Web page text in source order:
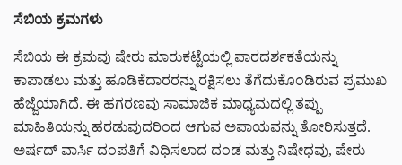
ಸೆಬಿಯ ಕ್ರಮಗಳು
ಸೆಬಿಯ ಈ ಕ್ರಮವು ಷೇರು ಮಾರುಕಟ್ಟೆಯಲ್ಲಿ ಪಾರದರ್ಶಕತೆಯನ್ನು
ಕಾಪಾಡಲು ಮತ್ತು ಹೂಡಿಕೆದಾರರನ್ನು ರಕ್ಷಿಸಲು ತೆಗೆದುಕೊಂಡಿರುವ ಪ್ರಮುಖ
ಹೆಜ್ಜೆಯಾಗಿದೆ. ಈ ಹಗರಣವು ಸಾಮಾಜಿಕ ಮಾಧ್ಯಮದಲ್ಲಿ ತಪ್ಪು
ಮಾಹಿತಿಯನ್ನು ಹರಡುವುದರಿಂದ ಆಗುವ ಅಪಾಯವನ್ನು ತೋರಿಸುತ್ತದೆ.
ಅರ್ಷದ್‌ ವಾರ್ಸಿ ದಂಪತಿಗೆ ವಿಧಿಸಲಾದ ದಂಡ ಮತ್ತು ನಿಷೇಧವು, ಷೇರು